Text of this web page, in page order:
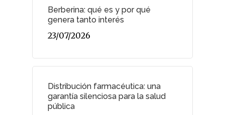
Berberina: qué es y por qué
genera tanto interés
23/07/2026
Distribución farmacéutica: una
garantía silenciosa para la salud
pública